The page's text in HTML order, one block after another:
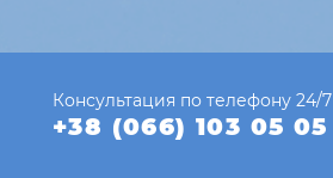
Консультация по телефону 24/7
+38 (066) 103 05 05